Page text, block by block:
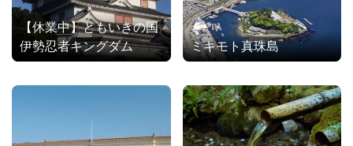
【休業中】ともいきの国
伊勢忍者キングダム
ミキモト真珠島